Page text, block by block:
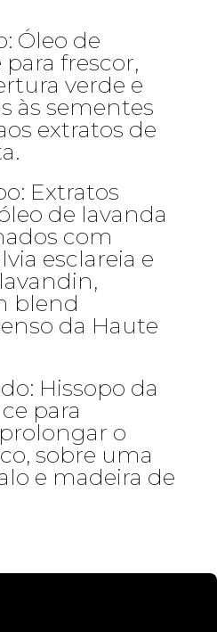
Óleo de
frescor,
verde e
às sementes
extratos de
Extratos
de lavanda
com
esclareia e
blend
da Haute
Hissopo da
para
o
sobre uma
e madeira de